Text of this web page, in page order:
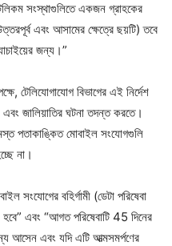
সংস্থাগুলিতে একজন গ্রাহকের
এবং আসামের ক্ষেত্রে ছয়টি) তবে
জন্য।”
টেলিযোগাযোগ বিভাগের এই নির্দেশ
জালিয়াতির ঘটনা তদন্ত করতে।
পতাকাঙ্কিত মোবাইল সংযোগগুলি
না।
সংযোগের বহির্গামী (ডেটা পরিষেবা
এবং “আগত পরিষেবাটি 45 দিনের
আসেন এবং যদি এটি আত্মসমর্পণের